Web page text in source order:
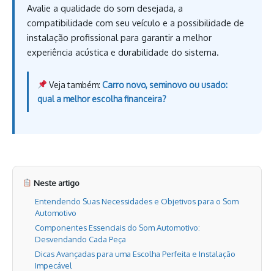
Avalie a qualidade do som desejada, a
compatibilidade com seu veículo e a possibilidade de
instalação profissional para garantir a melhor
experiência acústica e durabilidade do sistema.
Veja também: Carro novo, seminovo ou usado:
qual a melhor escolha financeira?
Neste artigo
Entendendo Suas Necessidades e Objetivos para o Som
Automotivo
Componentes Essenciais do Som Automotivo:
Desvendando Cada Peça
Dicas Avançadas para uma Escolha Perfeita e Instalação
Impecável